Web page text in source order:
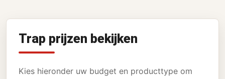
Trap prijzen bekijken
Kies hieronder uw budget en producttype om